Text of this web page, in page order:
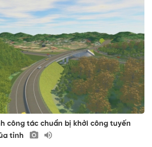
công tác chuẩn bị khởi công tuyến
tỉnh